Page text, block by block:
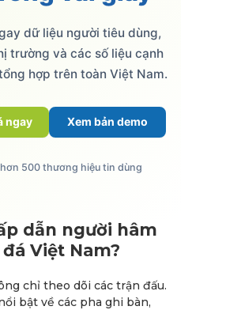
dữ liệu người tiêu dùng,
trường và các số liệu cạnh
hợp trên toàn Việt Nam.
ngay Xem bản demo
500 thương hiệu tin dùng
dẫn người hâm
Việt Nam?
chỉ theo dõi các trận đấu.
bật về các pha ghi bàn,